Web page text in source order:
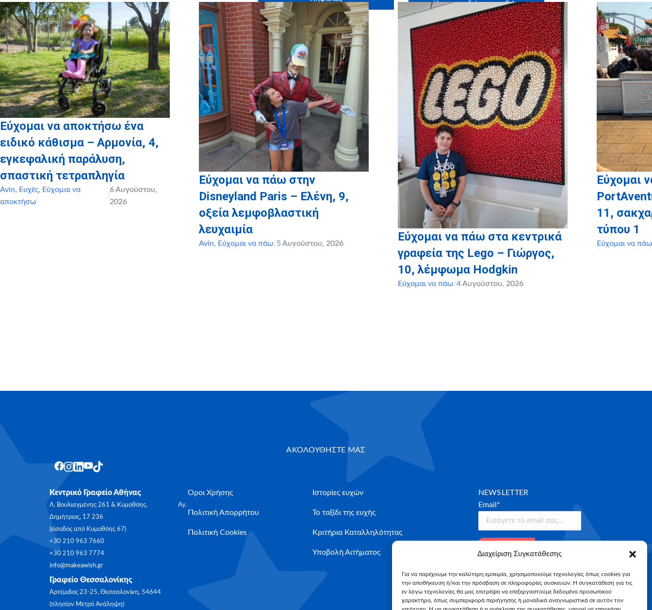
Διαχείριση Συγκατάθεσης
Για να παρέχουμε την καλύτερη εμπειρία, χρησιμοποιούμε τεχνολογίες όπως cookies για
την αποθήκευση ή/και την πρόσβαση σε πληροφορίες συσκευών. Η συγκατάθεση για τις
εν λόγω τεχνολογίες θα μας επιτρέψει να επεξεργαστούμε δεδομένα προσωπικού
χαρακτήρα, όπως συμπεριφορά περιήγησης ή μοναδικά αναγνωριστικά σε αυτόν τον
σε όλα τα παιδιά μας, καθώς και
myikona.grγια τη χορηγία
όλων των προσωποποιημένων
φωτογραφικών άλμπουμ!
Εύχομαι να αποκτήσω ένα
ειδικό κάθισμα – Αρμονία, 4,
εγκεφαλική παράλυση,
σπαστική τετραπληγία
Avin, Ευχές, Εύχομαι να
αποκτήσω
/
6 Αυγούστου,
2026
Εύχομαι να πάω στην
Disneyland Paris – Ελένη, 9,
οξεία λεμφοβλαστική
λευχαιμία
Avin, Εύχομαι να πάω/5 Αυγούστου, 2026
Εύχομαι να πάω στα κεντρικά
γραφεία της Lego – Γιώργος,
10, λέμφωμα Hodgkin
Εύχομαι να πάω/4 Αυγούστου, 2026
Εύχομαι
11,
τύπου 1
Εύχομαι να πάω
ΑΚΟΛΟΥΘΗΣΤΕ ΜΑΣ
Κεντρικό Γραφείο Αθήνας
Λ. Βουλιαγμένης 261 & Κυμοθόης, Αγ.
Δημήτριος, 17 236
(είσοδος από Κυμοθόης 67)
+30 210 963 7660
+30 210 963 7774
info@makeawish.gr
Γραφείο Θεσσαλονίκης
Αρτέμιδος 23-25, Θεσσαλονίκη, 54644
(πλησίον Μετρό Ανάληψη)
Όροι Χρήσης
Πολιτική Απορρήτου
Πολιτική Cookies
Ιστορίες ευχών
Το ταξίδι της ευχής
Κριτήρια Καταλληλότητας
Υποβολή Αιτήματος
NEWSLETTER
Email*